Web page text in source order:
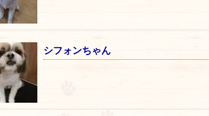
シフォンちゃん